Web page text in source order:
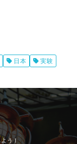
日本
実験